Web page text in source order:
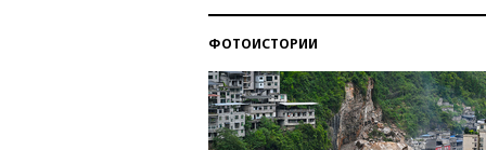
ФОТОИСТОРИИ